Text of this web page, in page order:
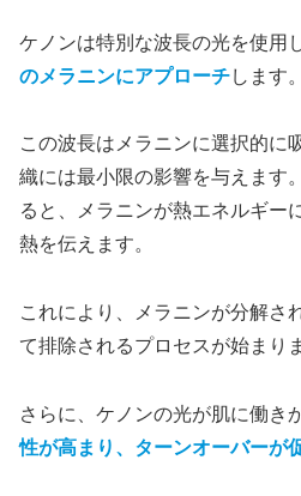
ケノンは特別な波長の光を使用し
のメラニンにアプローチします。
この波長はメラニンに選択的に
織には最小限の影響を与えます
ると、メラニンが熱エネルギー
熱を伝えます。
これにより、メラニンが分解さ
て排除されるプロセスが始まり
さらに、ケノンの光が肌に働き
性が高まり、ターンオーバーが